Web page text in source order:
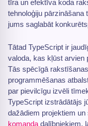
tīra un efektīva koda
tehnoloģiju
jums saglabāt
Tātad TypeScript ir
valoda, kas kļūst arvien
Tās spēcīgā
programmēšanas
par pievilcīgu izvēli
TypeScript izstrādātājs
dažādiem projektiem
komanda dalībniekiem,